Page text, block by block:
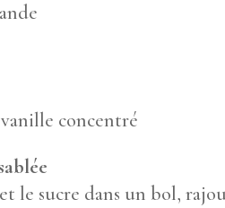
concentré
le sucre dans un bol,